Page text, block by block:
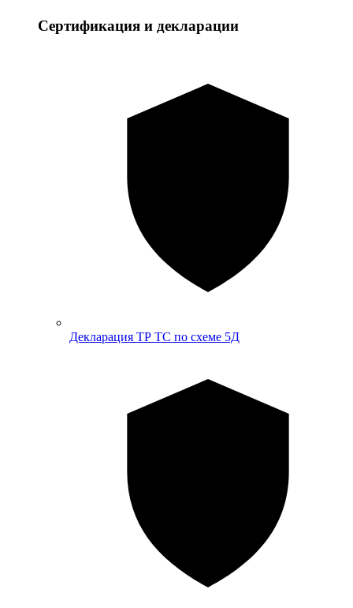
Сертификация и декларации
Декларация ТР ТС по схеме 5Д